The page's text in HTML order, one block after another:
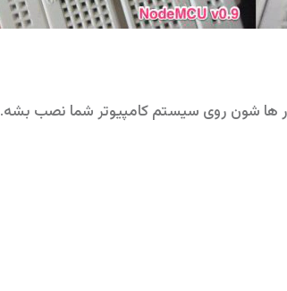
ها شون روی سیستم کامپیوتر شما نصب بشه.